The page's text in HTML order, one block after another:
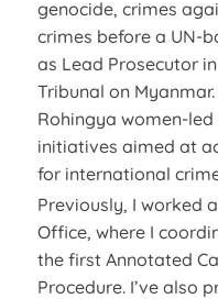
genocide, crimes
crimes before a UN-
as Lead Prosecutor
Tribunal on
Rohingya women-
initiatives aimed at
for international
Previously, I worked
Office, where I
the first Annotated
Procedure. I’ve also